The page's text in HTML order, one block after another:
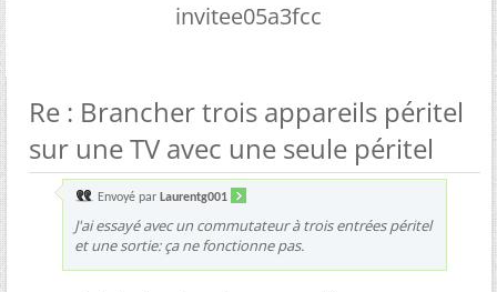
invitee05a3fcc
Re : Brancher trois appareils péritel
sur une TV avec une seule péritel
Envoyé par Laurentg001
J'ai essayé avec un commutateur à trois entrées péritel
et une sortie: ça ne fonctionne pas.